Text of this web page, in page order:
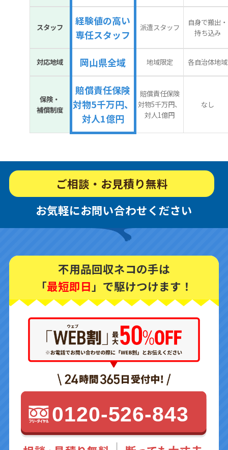
スタッフ
経験値の高い
専任スタッフ
派遣スタッフ
自身で搬出・
持ち込み
対応地域 岡山県全域 地域限定 各自治体地域
保険・
補償制度
賠償責任保険
対物5千万円、
対人1億円
賠償責任保険
対物5千万円、
対人1億円
なし
ご相談・お見積り無料
お気軽にお問い合わせください
不用品回収ネコの手は
「最短即日 」で駆けつけます！
0120-526-843